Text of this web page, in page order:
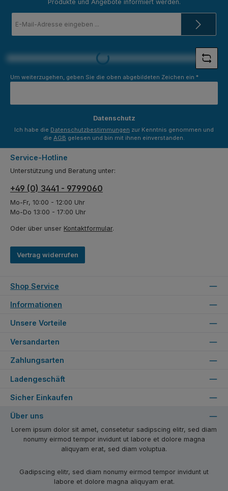
Produkte und Angebote informiert werden.
Mail-
Loading...
Um weiterzugehen, geben Sie die oben abgebildeten Zeichen ein *
Datenschutz
Ich habe die Datenschutzbestimmungen zur Kenntnis genommen und
die AGB gelesen und bin mit ihnen einverstanden.
Service-Hotline
Unterstützung und Beratung unter:
+49 (0) 3441 - 9799060
Mo-Fr, 10:00 - 12:00 Uhr
Mo-Do 13:00 - 17:00 Uhr
Oder über unser Kontaktformular.
Vertrag widerrufen
Shop Service
Informationen
Unsere Vorteile
Versandarten
Zahlungsarten
Ladengeschäft
Sicher Einkaufen
Über uns
Lorem ipsum dolor sit amet, consetetur sadipscing elitr, sed diam
nonumy eirmod tempor invidunt ut labore et dolore magna
aliquyam erat, sed diam voluptua.
Gadipscing elitr, sed diam nonumy eirmod tempor invidunt ut
labore et dolore magna aliquyam erat.